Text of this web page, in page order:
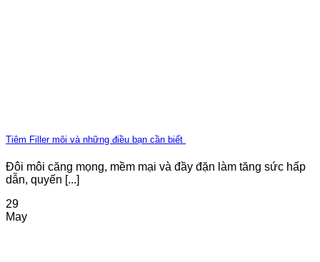
Tiêm Filler môi và những điều bạn cần biết
Đôi môi căng mọng, mềm mại và đầy đặn làm tăng sức hấp
dẫn, quyến [...]
29
May